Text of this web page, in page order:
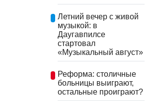
Летний вечер с живой
музыкой: в
Даугавпилсе
стартовал
«Музыкальный август»
Реформа: столичные
больницы выиграют,
остальные проиграют?